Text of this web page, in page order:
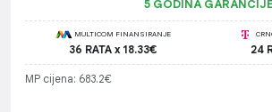
5 GODINA GARANCIJE
MULTICOM FINANSIRANJE
36 RATA x 18.33€ 24
MP cijena: 683.2€